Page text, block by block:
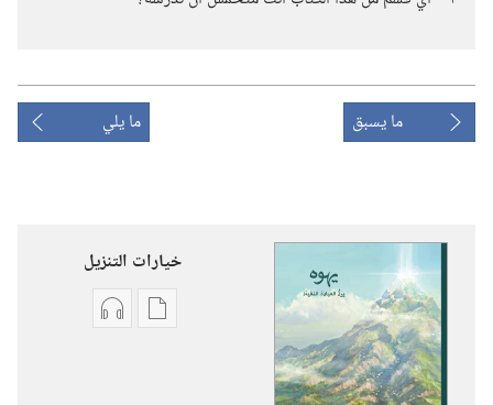
ما يسبق ما يلي
خيارات التنزيل
خياراتخيارات